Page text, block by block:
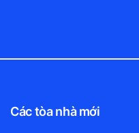
Các tòa nhà mới